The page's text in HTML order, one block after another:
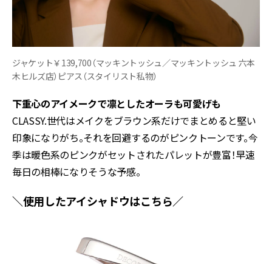
ジャケット￥139,700（マッキントッシュ／マッキントッシュ 六本
木ヒルズ店）ピアス（スタイリスト私物）
下重心のアイメークで凛としたオーラも可愛げも
CLASSY.世代はメイクをブラウン系だけでまとめると堅い
印象になりがち。それを回避するのがピンクトーンです。今
季は暖色系のピンクがセットされたパレットが豊富！早速
毎日の相棒になりそうな予感。
＼使用したアイシャドウはこちら／